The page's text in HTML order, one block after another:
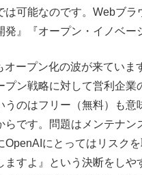
可能なのです。Webブラ
発』『オープン・イノベー
ープン化の波が来ていま
プン戦略に対して営利企
うのはフリー（無料）も
らです。問題はメンテナ
OpenAIにとってはリスク
すよ』という決断をし